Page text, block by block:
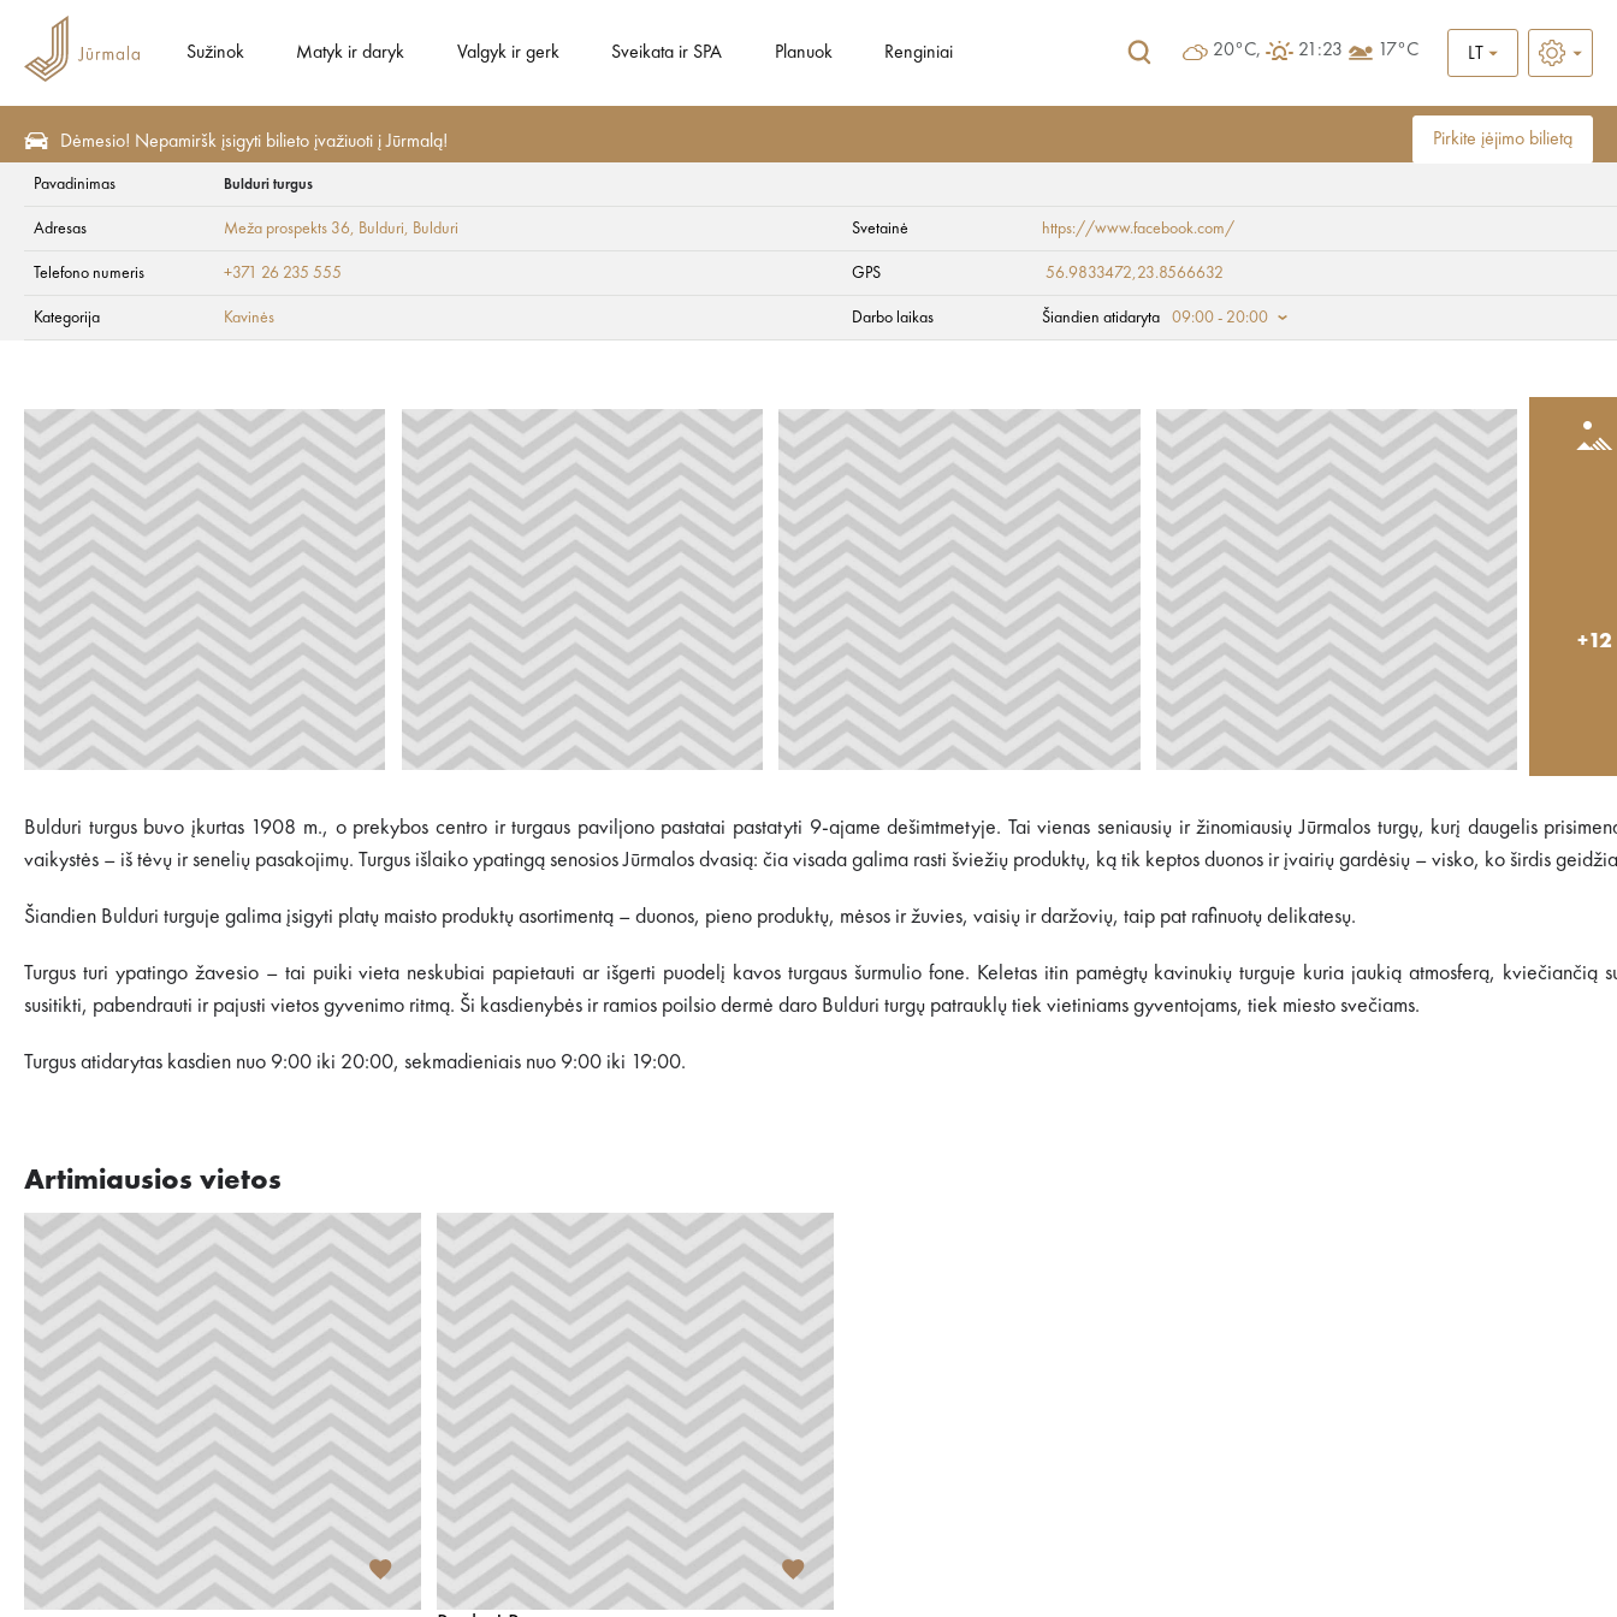
Sužinok Matyk ir daryk Valgyk ir gerk Sveikata ir SPA Planuok Renginiai 20°C, 21:23 17°C LT
Dėmesio! Nepamiršk įsigyti bilieto įvažiuoti į Jūrmalą! Pirkite įėjimo bilietą
Bulduri turgus
Pavadinimas Bulduri turgus
Adresas Meža prospekts 36, Bulduri, Bulduri Svetainė https://www.facebook.com/
Telefono numeris +371 26 235 555 GPS 56.9833472,23.8566632
Kategorija Kavinės Darbo laikas Šiandien atidaryta 09:00 - 20:00
+12
Bulduri turgus buvo įkurtas 1908 m., o prekybos centro ir turgaus paviljono pastatai pastatyti 9-ajame dešimtmetyje. Tai vienas seniausių ir žinomiausių Jūrmalos turgų, kurį daugelis
vaikystės – iš tėvų ir senelių pasakojimų. Turgus išlaiko ypatingą senosios Jūrmalos dvasią: čia visada galima rasti šviežių produktų, ką tik keptos duonos ir įvairių gardėsių – visko, ko širdis
Šiandien Bulduri turguje galima įsigyti platų maisto produktų asortimentą – duonos, pieno produktų, mėsos ir žuvies, vaisių ir daržovių, taip pat rafinuotų delikatesų.
Turgus turi ypatingo žavesio – tai puiki vieta neskubiai papietauti ar išgerti puodelį kavos turgaus šurmulio fone. Keletas itin pamėgtų kavinukių turguje kuria jaukią atmosferą, kviečiančią
susitikti, pabendrauti ir pajusti vietos gyvenimo ritmą. Ši kasdienybės ir ramios poilsio dermė daro Bulduri turgų patrauklų tiek vietiniams gyventojams, tiek miesto svečiams.
Turgus atidarytas kasdien nuo 9:00 iki 20:00, sekmadieniais nuo 9:00 iki 19:00.
Artimiausios vietos